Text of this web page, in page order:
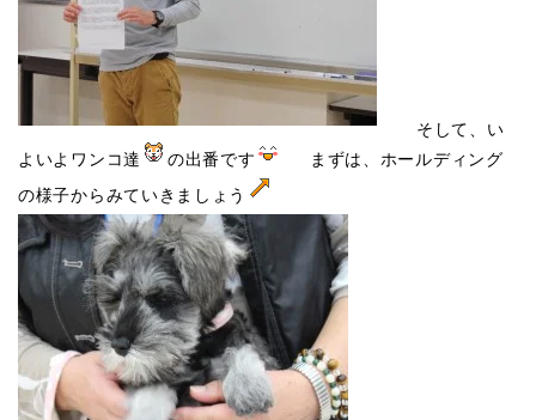
そして、い
よいよワンコ達
の出番です
まずは、ホールディング
の様子からみていきましょう